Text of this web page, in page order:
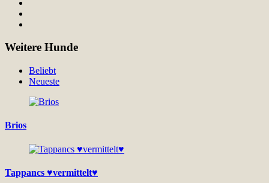
Weitere Hunde
Beliebt
Neueste
Brios
Tappancs ♥vermittelt♥